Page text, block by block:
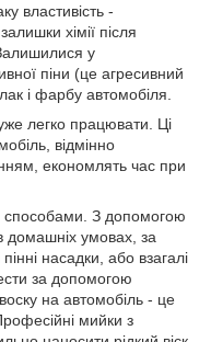
властивість -
хімії після
у
піни (це агресивний
і фарбу автомобіля.
легко працювати. Ці
відмінно
економлять час при
способами. З допомогою
домашніх умовах, за
насадки, або взагалі
за допомогою
на автомобіль - це
мийки з